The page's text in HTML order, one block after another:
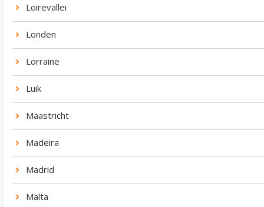
Loirevallei
Londen
Lorraine
Luik
Maastricht
Madeira
Madrid
Malta